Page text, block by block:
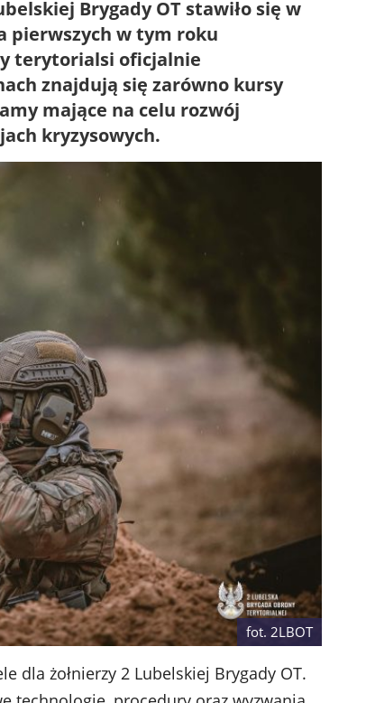
Brygady OT stawiło się w
pierwszych w tym roku
terytorialsi oficjalnie
znajdują się zarówno kursy
mające na celu rozwój
kryzysowych.
fot. 2LBOT
dla żołnierzy 2 Lubelskiej Brygady OT.